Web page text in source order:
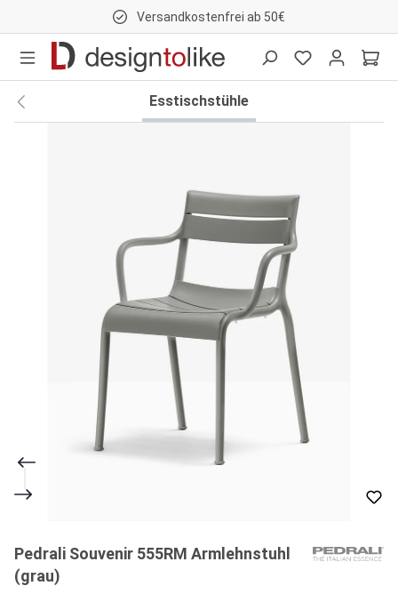
Versandkostenfrei ab 50€
Esstischstühle
Pedrali Souvenir 555RM Armlehnstuhl
(grau)